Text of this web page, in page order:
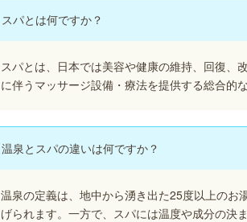
スパとは何ですか？
スパとは、日本では美容や健康の維持、回復、
に伴うマッサージ設備・療法を提供する総合的
温泉とスパの違いは何ですか？
温泉の定義は、地中から湧き出た25度以上のお
げられます。一方で、スパには温度や成分の決